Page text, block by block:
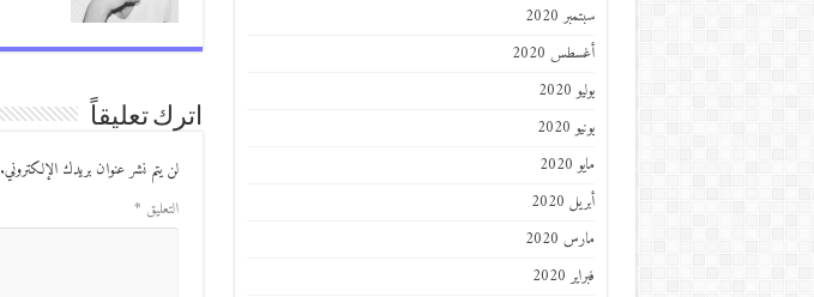
اترك تعليقاً
لن يتم نشر عنوان بريدك الإلكتروني.
التعليق *
سبتمبر 2020
أغسطس 2020
يوليو 2020
يونيو 2020
مايو 2020
أبريل 2020
مارس 2020
فبراير 2020